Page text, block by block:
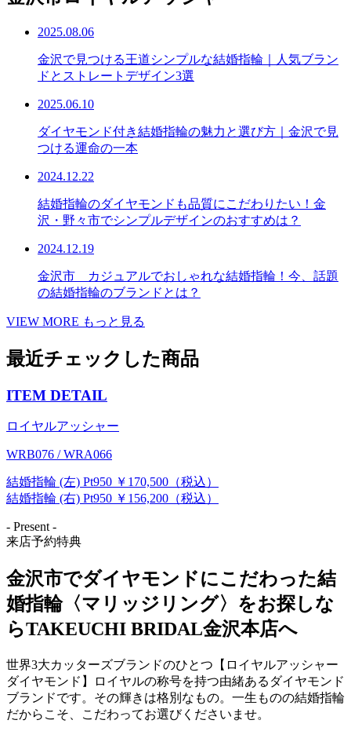
2025.08.06
金沢で見つける王道シンプルな結婚指輪｜人気ブラン
ドとストレートデザイン3選
2025.06.10
ダイヤモンド付き結婚指輪の魅力と選び方｜金沢で見
つける運命の一本
2024.12.22
結婚指輪のダイヤモンドも品質にこだわりたい！金
沢・野々市でシンプルデザインのおすすめは？
2024.12.19
金沢市 カジュアルでおしゃれな結婚指輪！今、話題
の結婚指輪のブランドとは？
VIEW MORE もっと見る
最近チェックした商品
ITEM DETAIL
ロイヤルアッシャー
WRB076 / WRA066
結婚指輪 (左) Pt950 ￥170,500（税込）
結婚指輪 (右) Pt950 ￥156,200（税込）
- Present -
来店予約特典
金沢市でダイヤモンドにこだわった結
婚指輪〈マリッジリング〉をお探しな
らTAKEUCHI BRIDAL金沢本店へ
世界3大カッターズブランドのひとつ【ロイヤルアッシャー
ダイヤモンド】ロイヤルの称号を持つ由緒あるダイヤモンド
ブランドです。その輝きは格別なもの。一生ものの結婚指輪
だからこそ、こだわってお選びくださいませ。